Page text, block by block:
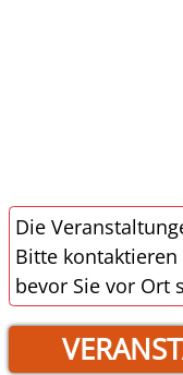
Die
Bitte
bevor Sie vor Ort